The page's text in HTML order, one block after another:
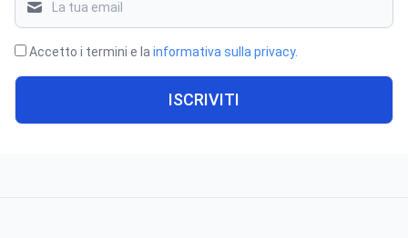
Accetto i termini e la informativa sulla privacy.
ISCRIVITI